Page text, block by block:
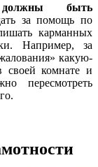
быть
за помощь по
карманных
Например, за
какую-
своей комнате и
пересмотреть